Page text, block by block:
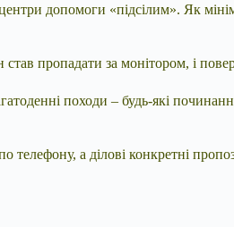
допомоги «підсілим». Як
пропадати за монітором, і
походи – будь-які
а ділові конкретні